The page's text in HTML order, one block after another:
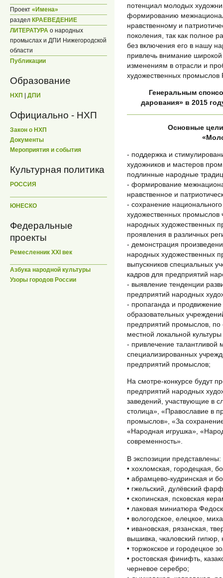
Проект «Имена»
раздел КРАЕВЕДЕНИЕ
ЛИТЕРАТУРА о народных
промыслах и ДПИ Нижегородской
области
Публикации
Образование
НХП | ДПИ
Официально - НХП
Закон о НХП
Документы
Мероприятия и события
Культурная политика
РОССИЯ
ЮНЕСКО
Федеральные
проекты
Ремесленник XXI век
Азбука народной культуры
Узоры городов России
потенциал молодых
формированию
нравственному и
поколения, так как полное
без включения его в нашу
привлечь внимание
изменениям в отрасли и
художественных промыслов
Генеральным
дарования» в 2015
Основные
- поддержка и
художников и мастеров
подлинные народные
- формирование
нравственное и
- сохранение
художественных промыслов
народных художественных
проявления в различных
- демонстрация
народных художественных
выпускников специальных
кадров для предприятий
- выявление тенденции
предприятий народных
- пропаганда и продвижение
образовательных
предприятий промыслов,
местной локальной
- привлечение талантливой
специализированных
предприятий промыслов;
На смотре-конкурсе будут
предприятий народных
заведений, участвующие в
столица», «Православие в
промыслов», «За
«Народная игрушка»,
современность».
В экспозиции представлены:
• хохломская, городецкая,
• абрамцево-кудринская и
• гжельский, дулёвский
• скопинская, псковская
• лаковая миниатюра
• вологодское, елецкое,
• ивановская, рязанская,
вышивка, чкаловский гипюр,
• торжокское и городецкое
• ростовская финифть,
черневое серебро;